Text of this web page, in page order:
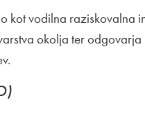
kot vodilna raziskovalna
okolja ter odgovarja